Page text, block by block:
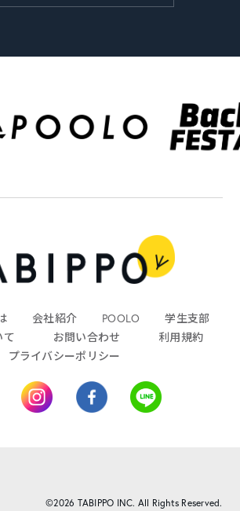
会社紹介 POOLO
学生支部
て
お問い合わせ
利用規約
プライバシーポリシー
©2026 TABIPPO INC. All Rights Reserved.